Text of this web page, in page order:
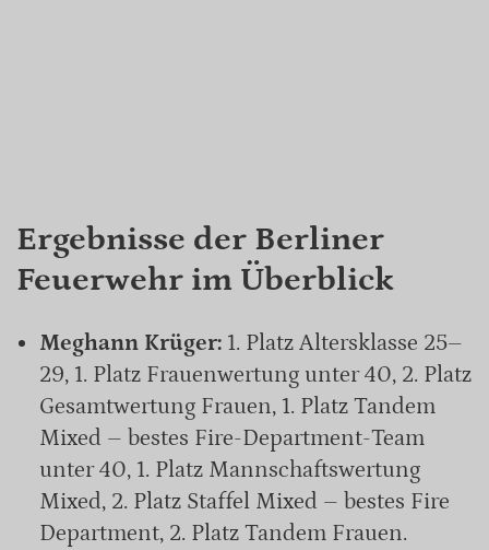
Ergebnisse der Berliner
Feuerwehr im Überblick
Meghann Krüger:1. Platz Altersklasse 25–
29, 1. Platz Frauenwertung unter 40, 2. Platz
Gesamtwertung Frauen, 1. Platz Tandem
Mixed – bestes Fire-Department-Team
unter 40, 1. Platz Mannschaftswertung
Mixed, 2. Platz Staffel Mixed – bestes Fire
Department, 2. Platz Tandem Frauen.